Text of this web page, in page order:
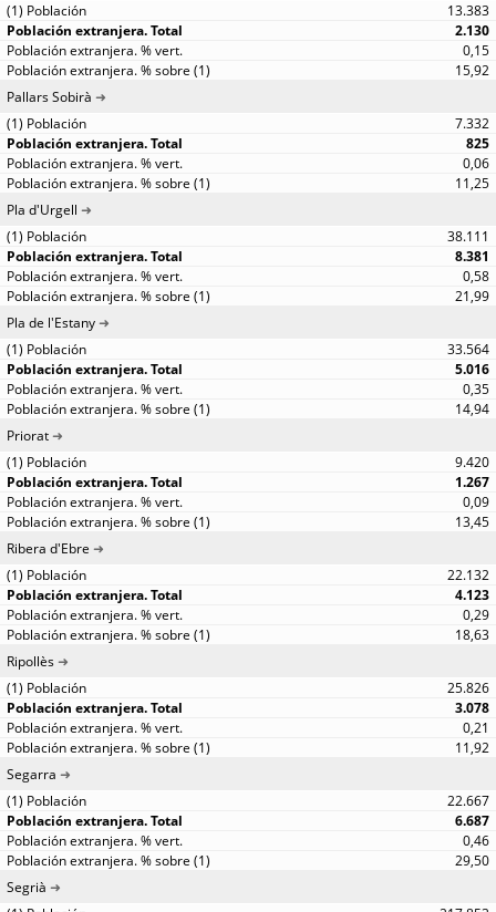
13.383
2.130
0,15
15,92
Pallars Sobirà
7.332
825
0,06
11,25
Pla d'Urgell
38.111
8.381
0,58
21,99
Pla de l'Estany
33.564
5.016
0,35
14,94
Priorat
9.420
1.267
0,09
13,45
Ribera d'Ebre
22.132
4.123
0,29
18,63
Ripollès
25.826
3.078
0,21
11,92
Segarra
22.667
6.687
0,46
29,50
Segrià